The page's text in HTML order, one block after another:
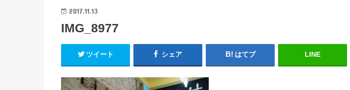
2017.11.13
IMG_8977
ツイート シェア はてブ LINE